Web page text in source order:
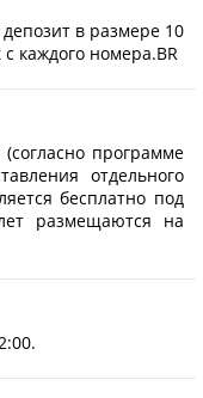
в размере 10
каждого номера.BR
программе
отдельного
бесплатно под
размещаются на